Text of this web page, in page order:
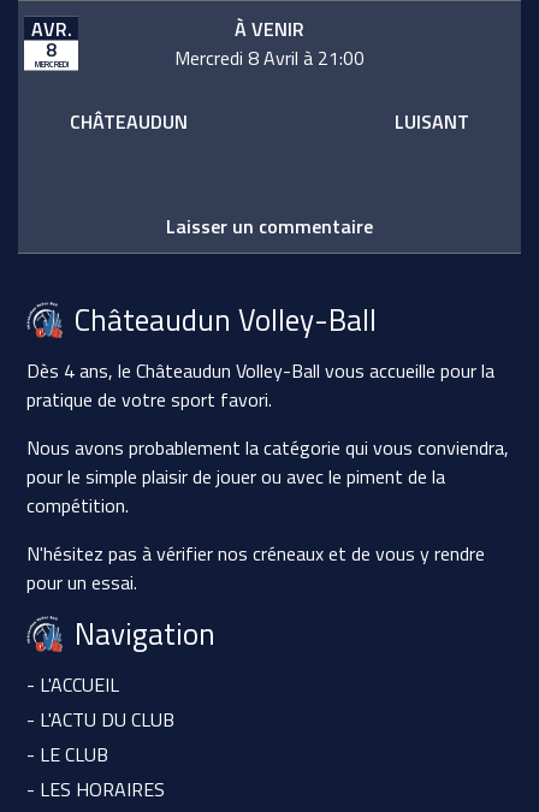
AVR.
8
MERCREDI
À VENIR
Mercredi 8 Avril à 21:00
CHÂTEAUDUN LUISANT
Laisser un commentaire
Châteaudun Volley-Ball
Dès 4 ans, le Châteaudun Volley-Ball vous accueille pour la
pratique de votre sport favori.
Nous avons probablement la catégorie qui vous conviendra,
pour le simple plaisir de jouer ou avec le piment de la
compétition.
N'hésitez pas à vérifier nos créneaux et de vous y rendre
pour un essai.
Navigation
- L'ACCUEIL
- L'ACTU DU CLUB
- LE CLUB
- LES HORAIRES